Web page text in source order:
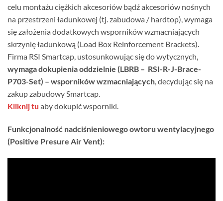
celu montażu ciężkich akcesoriów bądź akcesoriów nośnych
na przestrzeni ładunkowej (tj. zabudowa / hardtop), wymaga
się założenia dodatkowych wsporników wzmacniających
skrzynię ładunkową (Load Box Reinforcement Brackets).
Firma RSI Smartcap, ustosunkowując się do wytycznych,
wymaga dokupienia oddzielnie (LBRB – RSI-R-J-Brace-
P703-Set) – wsporników wzmacniających, decydując się na
zakup zabudowy Smartcap.
Kliknij tu aby dokupić wsporniki.
Funkcjonalność nadciśnieniowego owtoru wentylacyjnego
(Positive Presure Air Vent):